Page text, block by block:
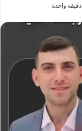
دقيقة واحدة